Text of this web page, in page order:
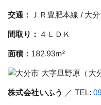
交通： ＪＲ豊肥本線 / 大
間取り： ４ＬＤＫ
面積： 182.93m²
株式会社いふう ／ TEL: